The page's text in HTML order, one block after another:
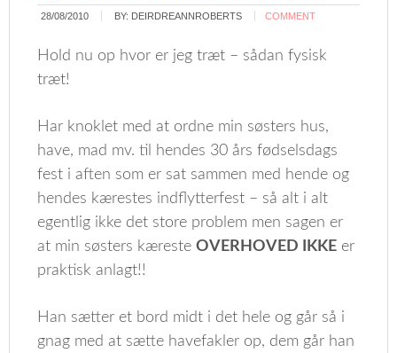
28/08/2010 BY: DEIRDREANNROBERTS COMMENT
Hold nu op hvor er jeg træt – sådan fysisk
træt!
Har knoklet med at ordne min søsters hus,
have, mad mv. til hendes 30 års fødselsdags
fest i aften som er sat sammen med hende og
hendes kærestes indflytterfest – så alt i alt
egentlig ikke det store problem men sagen er
at min søsters kæresteOVERHOVED IKKE er
praktisk anlagt!!
Han sætter et bord midt i det hele og går så i
gnag med at sætte havefakler op, dem går han